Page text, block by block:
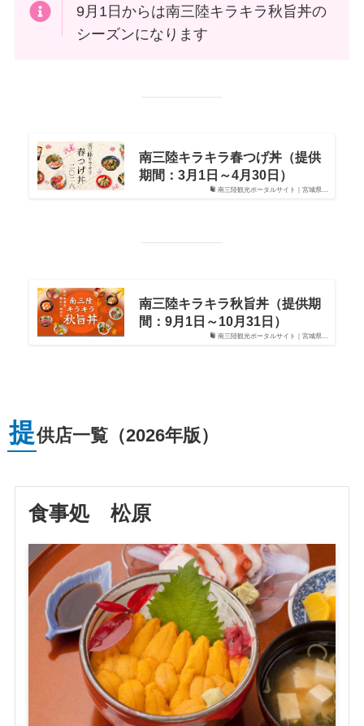
9月1日からは南三陸キラキラ秋旨丼の
シーズンになります
南三陸観光ポータルサイト｜宮城県…
南三陸キラキラ春つげ丼（提供
期間：3月1日～4月30日）
南三陸観光ポータルサイト｜宮城県…
南三陸キラキラ秋旨丼（提供期
間：9月1日～10月31日）
提供店一覧（2026年版）
食事処 松原